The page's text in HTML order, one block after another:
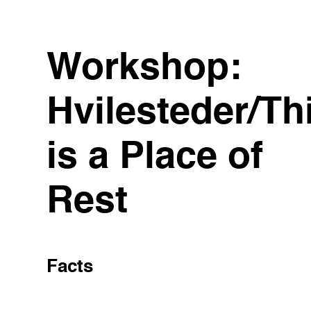
Workshop:
Hvilesteder/
is a Place of
Rest
Facts